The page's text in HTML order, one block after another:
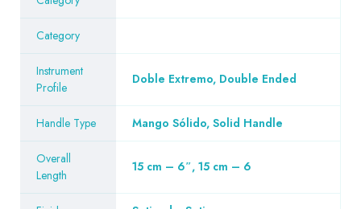
Category
Instrument
Profile
Doble Extremo, Double Ended
Handle Type Mango Sólido, Solid Handle
Overall
Length
15 cm – 6″, 15 cm – 6